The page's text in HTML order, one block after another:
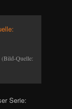
Quelle:
Serie: